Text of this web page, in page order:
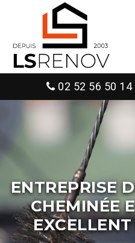
02 52 56 50 14
ENTREPRISE
CHEMINÉE